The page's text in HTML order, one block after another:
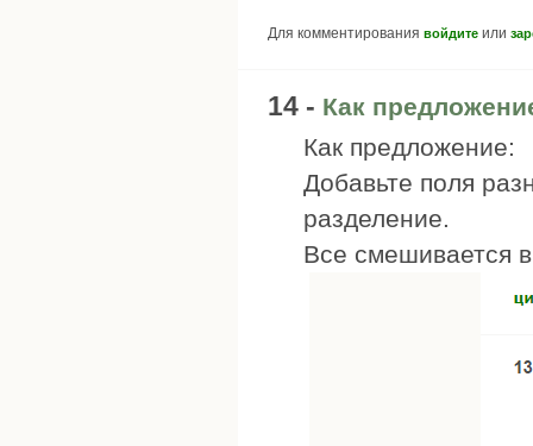
Для комментирования войдите или
14 - Как
Как предложение:
Добавьте поля
разделение.
Все смешивается